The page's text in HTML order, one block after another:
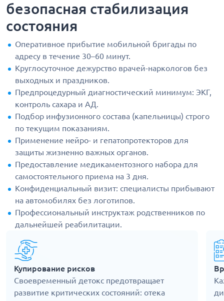
безопасная стабилизация
состояния
Оперативное прибытие мобильной бригады по
адресу в течение 30–60 минут.
Круглосуточное дежурство врачей-наркологов без
выходных и праздников.
Предпроцедурный диагностический минимум: ЭКГ,
контроль сахара и АД.
Подбор инфузионного состава (капельницы) строго
по текущим показаниям.
Применение нейро- и гепатопротекторов для
защиты жизненно важных органов.
Предоставление медикаментозного набора для
самостоятельного приема на 3 дня.
Конфиденциальный визит: специалисты прибывают
на автомобилях без логотипов.
Профессиональный инструктаж родственников по
дальнейшей реабилитации.
Купирование рисков
Своевременный детокс предотвращает
развитие критических состояний: отека